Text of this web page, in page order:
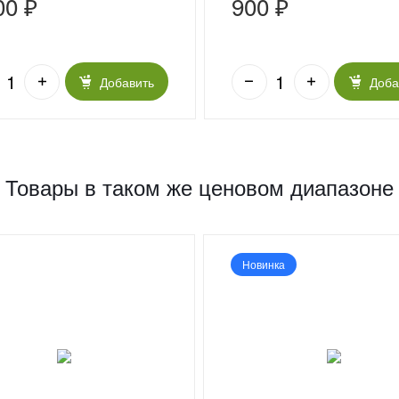
Добавить
Товары в таком же ценовом диапазоне
Новинка